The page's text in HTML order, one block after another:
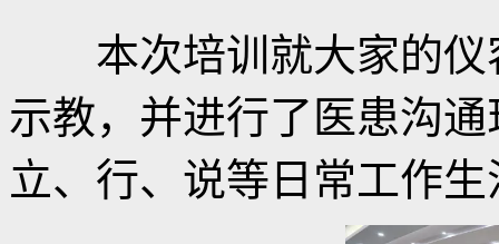
本次培训就大家的仪
示教，并进行了医患沟
立、行、说等日常工作